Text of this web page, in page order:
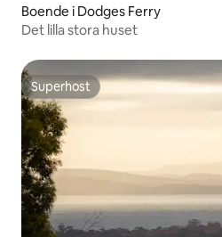
Boende i Dodges Ferry
Det lilla stora huset
Superhost
Superhost